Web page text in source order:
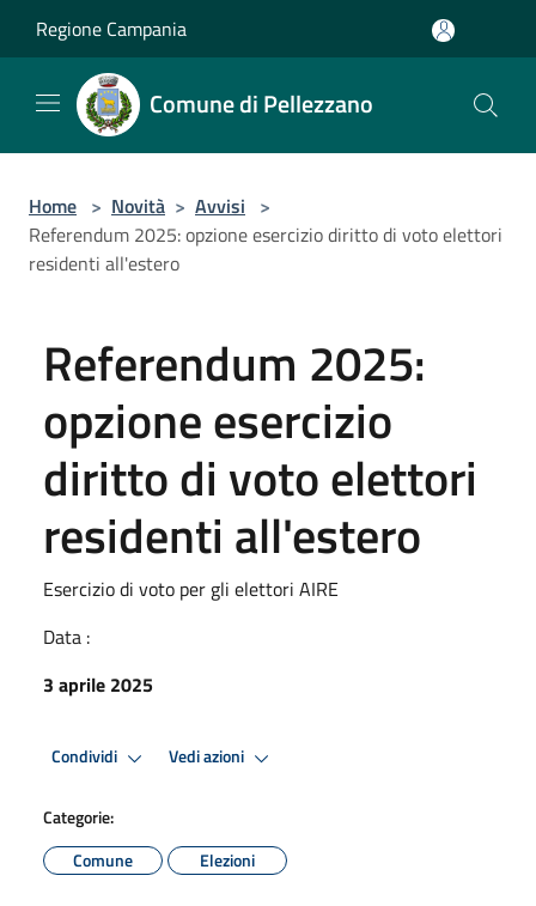
Regione Campania
Comune di Pellezzano
Home > Novità > Avvisi >
Referendum 2025: opzione esercizio diritto di voto elettori
residenti all'estero
Referendum 2025:
opzione esercizio
diritto di voto elettori
residenti all'estero
Esercizio di voto per gli elettori AIRE
Data :
3 aprile 2025
Condividi Vedi azioni
Categorie:
Comune
Elezioni